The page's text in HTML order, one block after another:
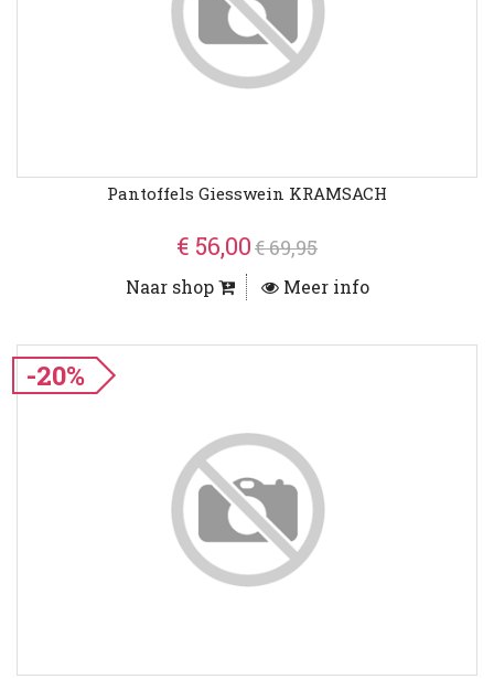
Pantoffels Giesswein KRAMSACH
€ 56,00€ 69,95
Naar shop Meer info
-20%